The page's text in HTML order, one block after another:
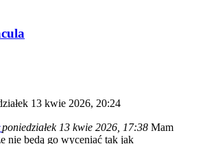
13 kwie 2026, 20:24
poniedziałek 13 kwie 2026, 17:38 Mam
nie będą go wyceniać tak jak